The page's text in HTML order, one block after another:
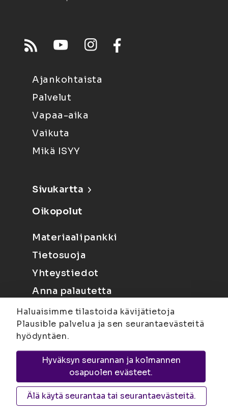
Ajankohtaista
Palvelut
Vapaa-aika
Vaikuta
Mikä ISYY
Sivukartta
Oikopolut
Materiaalipankki
Tietosuoja
Yhteystiedot
Anna palautetta
Joensuu
Suvantokatu 6, 80100 Joensuu |
KuopioYliopistonranta 15, PL 1627, 70211
Kuopio
Haluaisimme tilastoida kävijätietoja
Plausible palvelua ja sen seurantaevästeitä
hyödyntäen.
Hyväksyn seurannan ja kolmannen
osapuolen evästeet.
Älä käytä seurantaa tai seurantaevästeitä.